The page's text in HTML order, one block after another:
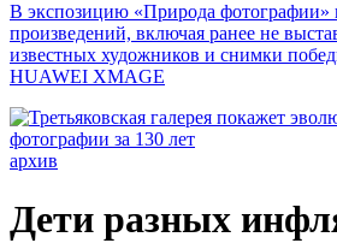
В экспозицию «Природа фотографии»
произведений, включая ранее не
известных художников и снимки
HUAWEI XMAGE
архив
Дети разных